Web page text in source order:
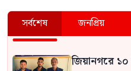
সর্বশেষ জনপ্রিয়
জিয়ানগরে